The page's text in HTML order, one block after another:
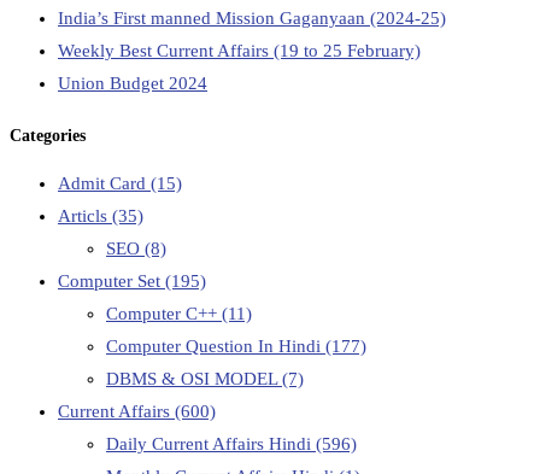
India’s First manned Mission Gaganyaan (2024-25)
Weekly Best Current Affairs (19 to 25 February)
Union Budget 2024
Categories
Admit Card (15)
Articls (35)
SEO (8)
Computer Set (195)
Computer C++ (11)
Computer Question In Hindi (177)
DBMS & OSI MODEL(7)
Current Affairs (600)
Daily Current Affairs Hindi (596)